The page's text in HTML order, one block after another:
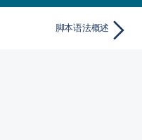
脚本语法概述